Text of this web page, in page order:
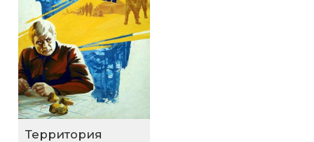
Территория